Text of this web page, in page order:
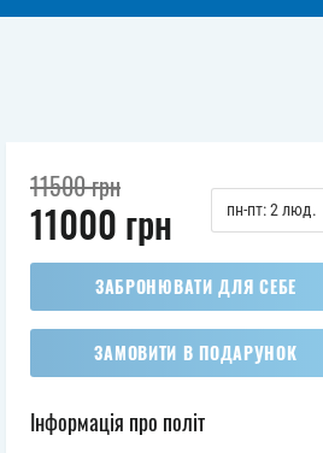
11500грн
11000 грн пн-пт: 2 люд.
ЗАБРОНЮВАТИ ДЛЯ СЕБЕ
ЗАМОВИТИ В ПОДАРУНОК
Інформація про політ